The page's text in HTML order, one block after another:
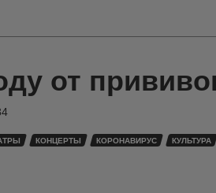
от
КОНЦЕРТЫ КОРОНАВИРУС КУЛЬТУРА